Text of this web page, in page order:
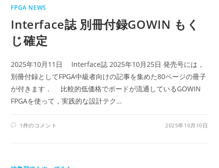
FPGA NEWS
Interface誌 別冊付録GOWIN もく
じ確定
2025年10月11日 Interface誌 2025年10月25日 発売号には，
別冊付録としてFPGA中級者向けの記事を集めた80ページの冊子
が付きます． 比較的低価格でボードが流通しているGOWIN
FPGAを使って，実践的な設計テク…
1件のコメント 2025年10月10日